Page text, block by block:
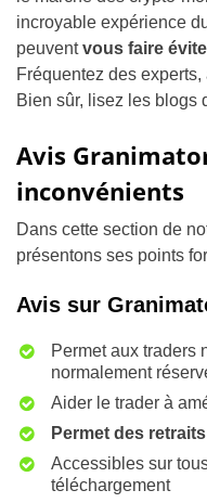
incroyable expérience
peuventvous faire
Fréquentez des
Bien sûr, lisez les blogs
Avis
inconvénients
Dans cette section de
présentons ses points
Avis sur
Permet aux traders
normalement
Aider le trader à
Permet des
Accessibles sur
téléchargement